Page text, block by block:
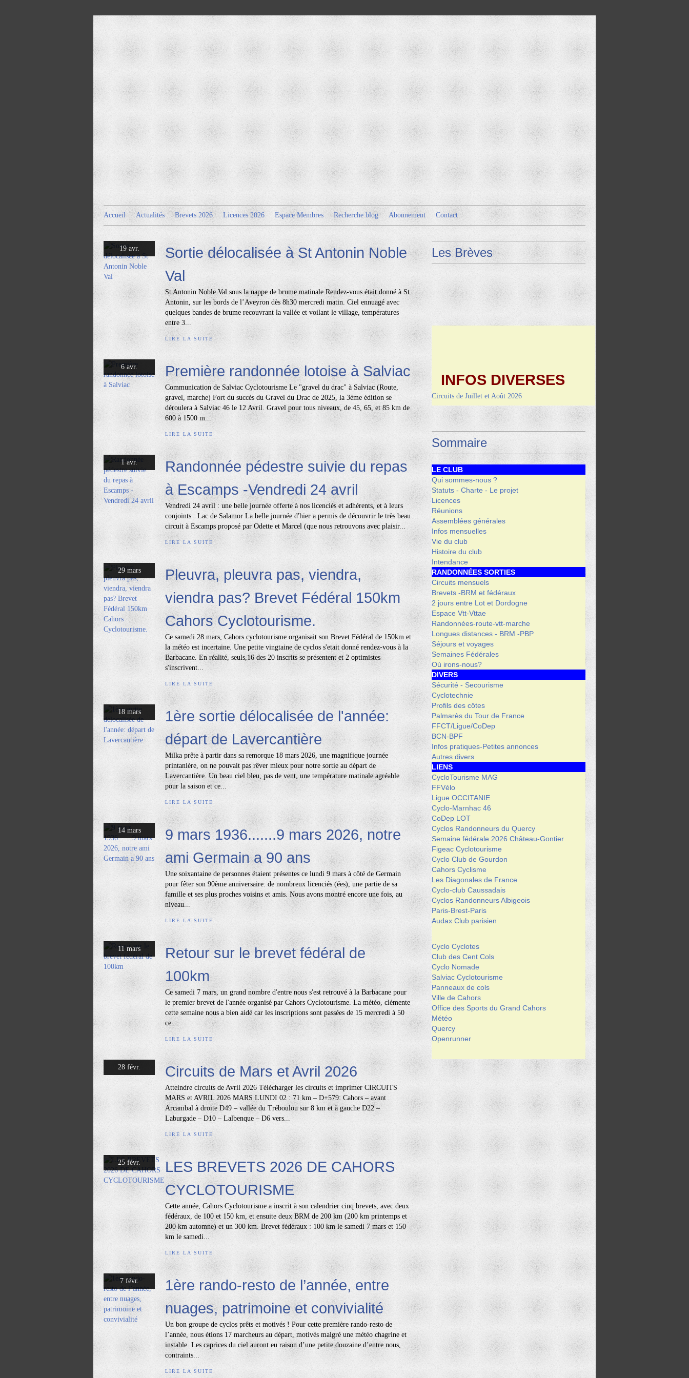
Accueil Actualités Brevets 2026 Licences 2026 Espace Membres Recherche blog Abonnement Contact
19 avr.
Sortie délocalisée à St Antonin Noble
Val
St Antonin Noble Val sous la nappe de brume matinale Rendez-vous était donné à St
Antonin, sur les bords de l’Aveyron dès 8h30 mercredi matin. Ciel ennuagé avec
quelques bandes de brume recouvrant la vallée et voilant le village, températures
entre 3...
LIRE LA SUITE
6 avr. Première randonnée lotoise à Salviac
Communication de Salviac Cyclotourisme Le "gravel du drac" à Salviac (Route,
gravel, marche) Fort du succès du Gravel du Drac de 2025, la 3ème édition se
déroulera à Salviac 46 le 12 Avril. Gravel pour tous niveaux, de 45, 65, et 85 km de
600 à 1500 m...
LIRE LA SUITE
1 avr.
Randonnée pédestre suivie du repas
à Escamps -Vendredi 24 avril
Vendredi 24 avril : une belle journée offerte à nos licenciés et adhérents, et à leurs
conjoints . Lac de Salamor La belle journée d'hier a permis de découvrir le très beau
circuit à Escamps proposé par Odette et Marcel (que nous retrouvons avec plaisir...
LIRE LA SUITE
29 mars
Pleuvra, pleuvra pas, viendra,
viendra pas? Brevet Fédéral 150km
Cahors Cyclotourisme.
Ce samedi 28 mars, Cahors cyclotourisme organisait son Brevet Fédéral de 150km et
la météo est incertaine. Une petite vingtaine de cyclos s'etait donné rendez-vous à la
Barbacane. En réalité, seuls,16 des 20 inscrits se présentent et 2 optimistes
s'inscrivent...
LIRE LA SUITE
18 mars
1ère sortie délocalisée de l'année:
départ de Lavercantière
Milka prête à partir dans sa remorque 18 mars 2026, une magnifique journée
printanière, on ne pouvait pas rêver mieux pour notre sortie au départ de
Lavercantière. Un beau ciel bleu, pas de vent, une température matinale agréable
pour la saison et ce...
LIRE LA SUITE
14 mars
9 mars 1936.......9 mars 2026, notre
ami Germain a 90 ans
Une soixantaine de personnes étaient présentes ce lundi 9 mars à côté de Germain
pour fêter son 90ème anniversaire: de nombreux licenciés (ées), une partie de sa
famille et ses plus proches voisins et amis. Nous avons montré encore une fois, au
niveau...
LIRE LA SUITE
11 mars
Retour sur le brevet fédéral de
100km
Ce samedi 7 mars, un grand nombre d'entre nous s'est retrouvé à la Barbacane pour
le premier brevet de l'année organisé par Cahors Cyclotourisme. La météo, clémente
cette semaine nous a bien aidé car les inscriptions sont passées de 15 mercredi à 50
ce...
LIRE LA SUITE
28 févr. Circuits de Mars et Avril 2026
Atteindre circuits de Avril 2026 Télécharger les circuits et imprimer CIRCUITS
MARS et AVRIL 2026 MARS LUNDI 02 : 71 km – D+579: Cahors – avant
Arcambal à droite D49 – vallée du Tréboulou sur 8 km et à gauche D22 –
Laburgade – D10 – Lalbenque – D6 vers...
LIRE LA SUITE
25 févr.
LES BREVETS 2026 DE CAHORS
CYCLOTOURISME
Cette année, Cahors Cyclotourisme a inscrit à son calendrier cinq brevets, avec deux
fédéraux, de 100 et 150 km, et ensuite deux BRM de 200 km (200 km printemps et
200 km automne) et un 300 km. Brevet fédéraux : 100 km le samedi 7 mars et 150
km le samedi...
LIRE LA SUITE
7 févr.
1ère rando-resto de l’année, entre
nuages, patrimoine et convivialité
Un bon groupe de cyclos prêts et motivés ! Pour cette première rando-resto de
l’année, nous étions 17 marcheurs au départ, motivés malgré une météo chagrine et
instable. Les caprices du ciel auront eu raison d’une petite douzaine d’entre nous,
contraints...
LIRE LA SUITE
Les Brèves
INFOS DIVERSES
Dimanche 9 août : Vayrac (L'Uxel'lotoise)
Vendredi 4 septembre-RANDO/REPASde Montcuq
Sommaire
LE CLUB
Qui sommes-nous ?
Statuts - Charte - Le projet
Licences
Réunions
Assemblées générales
Infos mensuelles
Vie du club
Histoire du club
Intendance
RANDONNÉES SORTIES
Circuits mensuels
Brevets -BRM et fédéraux
2 jours entre Lot et Dordogne
Espace Vtt-Vttae
Randonnées-route-vtt-marche
Longues distances - BRM -PBP
Séjours et voyages
Semaines Fédérales
Où irons-nous?
DIVERS
Sécurité - Secourisme
Cyclotechnie
Profils des côtes
Palmarès du Tour de France
FFCT/Ligue/CoDep
BCN-BPF
Infos pratiques-Petites annonces
Autres divers
LIENS
CycloTourisme MAG
FFVélo
Ligue OCCITANIE
Cyclo-Marnhac 46
CoDep LOT
Cyclos Randonneurs du Quercy
Semaine fédérale 2026 Château-Gontier
Figeac Cyclotourisme
Cyclo Club de Gourdon
Cahors Cyclisme
Les Diagonales de France
Cyclo-club Caussadais
Cyclos Randonneurs Albigeois
Paris-Brest-Paris
Audax Club parisien
Cyclo Cyclotes
Club des Cent Cols
Cyclo Nomade
Salviac Cyclotourisme
Panneaux de cols
Ville de Cahors
Office des Sports du Grand Cahors
Météo
Quercy
Openrunner